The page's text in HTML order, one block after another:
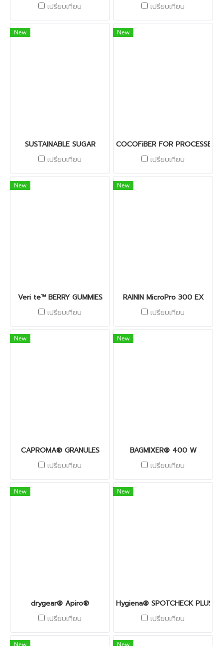
เปรียบเทียบ
เปรียบเทียบ
New
SUSTAINABLE SUGAR
เปรียบเทียบ
New
COCOFiBER FOR PROCESSED
เปรียบเทียบ
New
Veri te™ BERRY GUMMIES
เปรียบเทียบ
New
RAININ MicroPro 300 EX
เปรียบเทียบ
New
CAPROMA® GRANULES
เปรียบเทียบ
New
BAGMIXER® 400 W
เปรียบเทียบ
New
drygear® Apiro®
เปรียบเทียบ
New
Hygiena® SPOTCHECK PLUS
เปรียบเทียบ
New New